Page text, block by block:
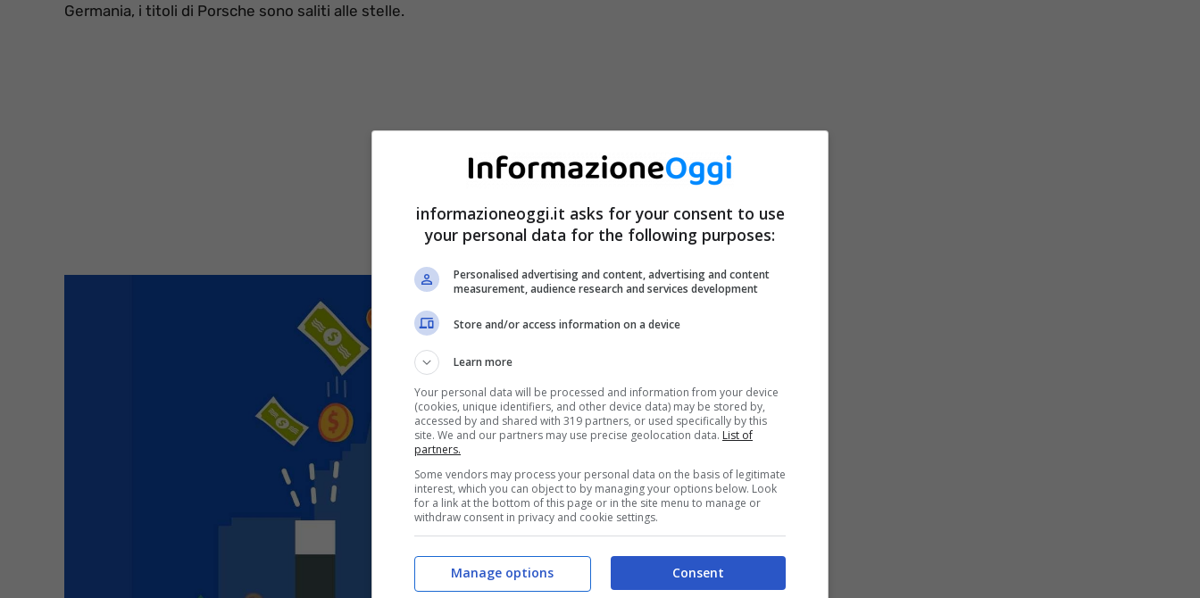
Germania, i titoli di Porsche sono saliti alle stelle.
informazioneoggi.it asks for your consent to use
your personal data for the following purposes:
Personalised advertising and content, advertising and content
measurement, audience research and services development
Store and/or access information on a device
Learn more
Your personal data will be processed and information from your device
(cookies, unique identifiers, and other device data) may be stored by,
accessed by and shared with 319 partners, or used specifically by this
site. We and our partners may use precise geolocation data. List of
partners.
Some vendors may process your personal data on the basis of legitimate
interest, which you can object to by managing your options below. Look
for a link at the bottom of this page or in the site menu to manage or
withdraw consent in privacy and cookie settings.
Consent
Manage options